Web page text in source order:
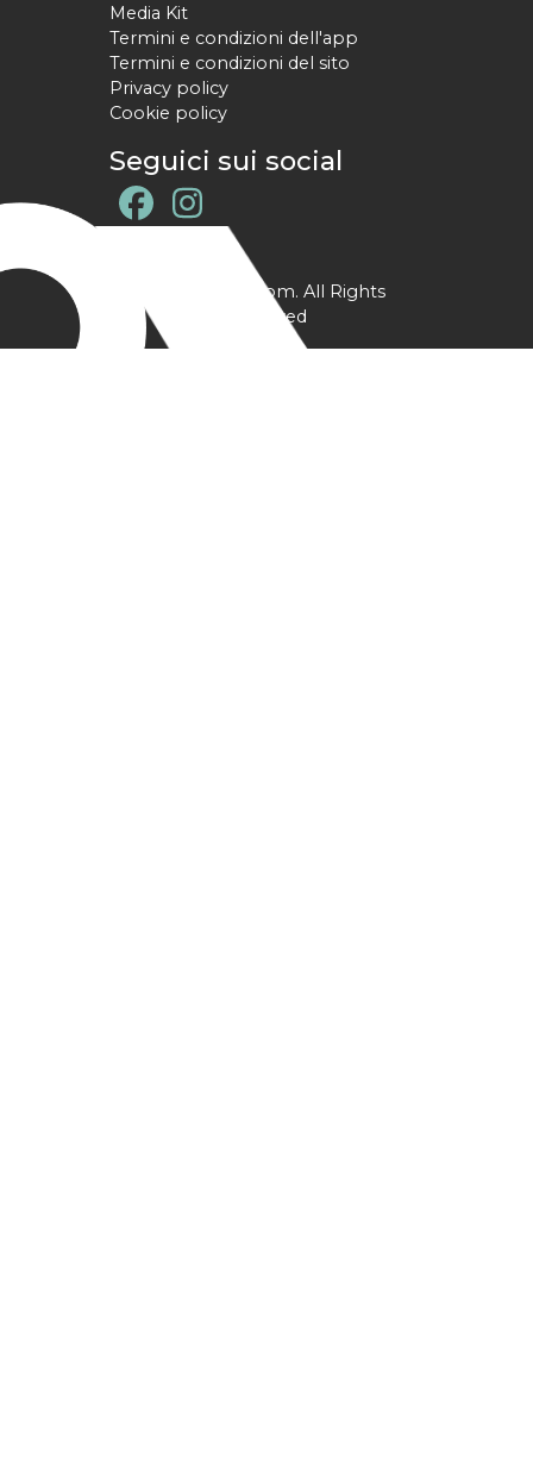
Media Kit
Termini e condizioni dell'app
Termini e condizioni del sito
Privacy policy
Cookie policy
Seguici sui social
@ YPtrainer.com. All Rights
Reserved